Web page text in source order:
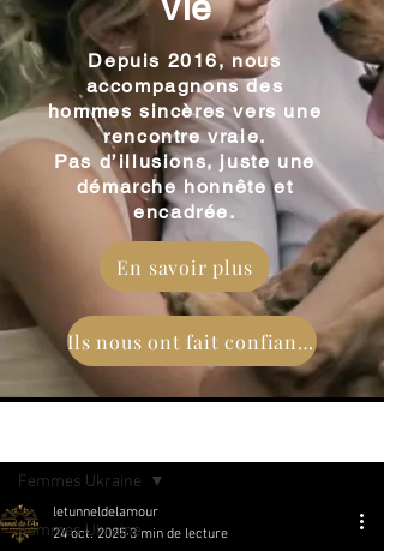
Depuis 2016, nous
accompagnons des
hommes sincères vers une
rencontre vraie.
Pas d’illusions, juste une
démarche honnête et
encadrée.
En savoir plus
Ils nous ont fait confiance
Femmes Ukraine
Femmes Ukraine
letunneldelamour
24 oct. 2025 3 min de lecture